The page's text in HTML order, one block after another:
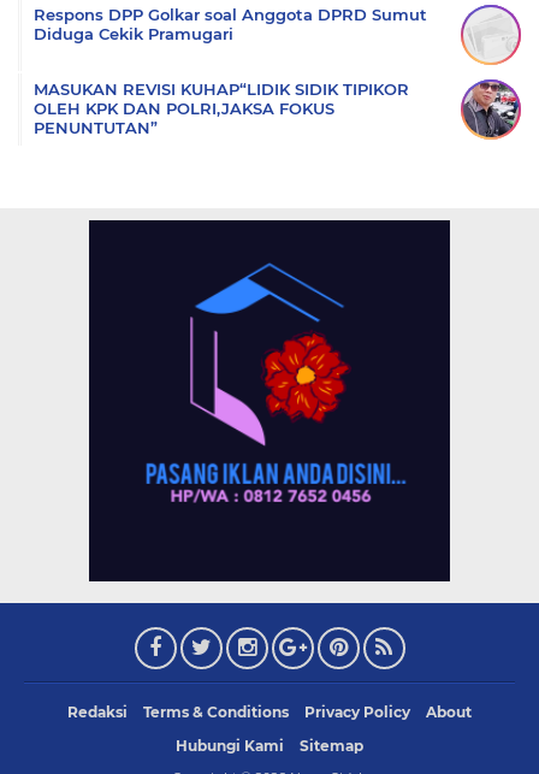
Respons DPP Golkar soal Anggota DPRD Sumut
Diduga Cekik Pramugari
MASUKAN REVISI KUHAP“LIDIK SIDIK TIPIKOR
OLEH KPK DAN POLRI,JAKSA FOKUS
PENUNTUTAN”
Redaksi Terms & Conditions Privacy Policy
About
Hubungi Kami
Sitemap